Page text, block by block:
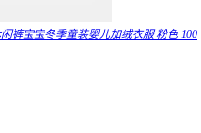
裤宝宝冬季童装婴儿加绒衣服 粉色 100